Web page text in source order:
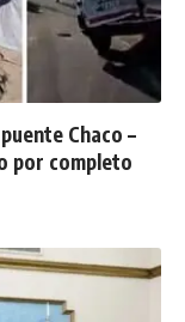
Chaco –
por completo